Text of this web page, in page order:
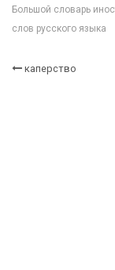
Большой словарь
слов русского языка
каперство